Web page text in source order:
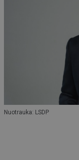
Nuotrauka: LSDP